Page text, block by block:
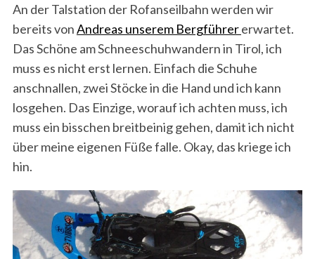
An der Talstation der Rofanseilbahn werden wir
bereits vonAndreas unserem Bergführererwartet.
Das Schöne am Schneeschuhwandern in Tirol, ich
muss es nicht erst lernen. Einfach die Schuhe
anschnallen, zwei Stöcke in die Hand und ich kann
losgehen. Das Einzige, worauf ich achten muss, ich
muss ein bisschen breitbeinig gehen, damit ich nicht
über meine eigenen Füße falle. Okay, das kriege ich
hin.